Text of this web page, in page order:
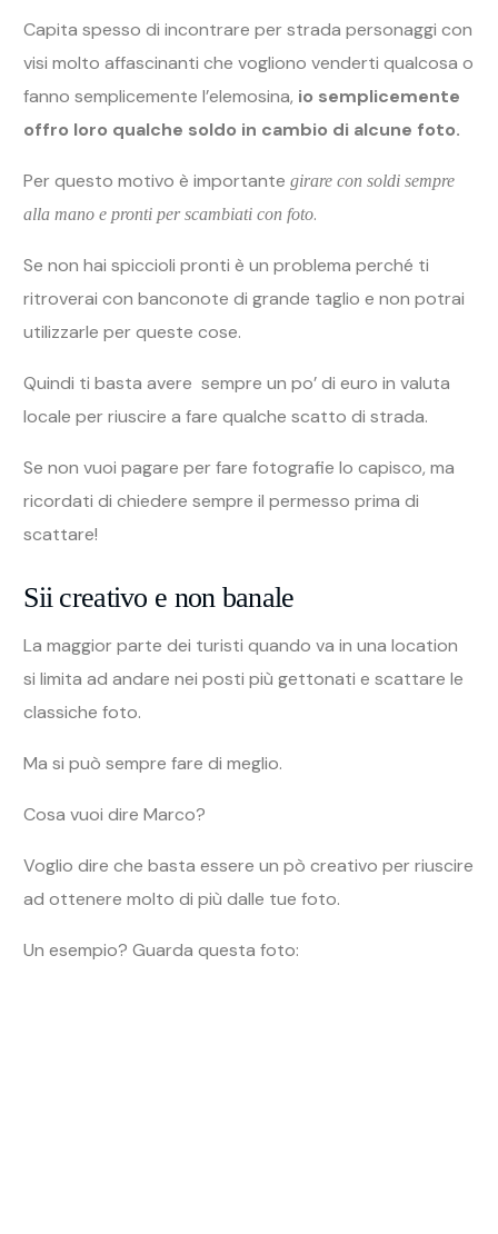
Capita spesso di incontrare per strada personaggi con
visi molto affascinanti che vogliono venderti qualcosa o
fanno semplicemente l’elemosina, io semplicemente
offro loro qualche soldo in cambio di alcune foto.
Per questo motivo è importantegirare con soldi sempre
alla mano e pronti per scambiati con foto.
Se non hai spiccioli pronti è un problema perché ti
ritroverai con banconote di grande taglio e non potrai
utilizzarle per queste cose.
Quindi ti basta avere sempre un po’ di euro in valuta
locale per riuscire a fare qualche scatto di strada.
Se non vuoi pagare per fare fotografie lo capisco, ma
ricordati di chiedere sempre il permesso prima di
scattare!
Sii creativo e non banale
La maggior parte dei turisti quando va in una location
si limita ad andare nei posti più gettonati e scattare le
classiche foto.
Ma si può sempre fare di meglio.
Cosa vuoi dire Marco?
Voglio dire che basta essere un pò creativo per riuscire
ad ottenere molto di più dalle tue foto.
Un esempio? Guarda questa foto: